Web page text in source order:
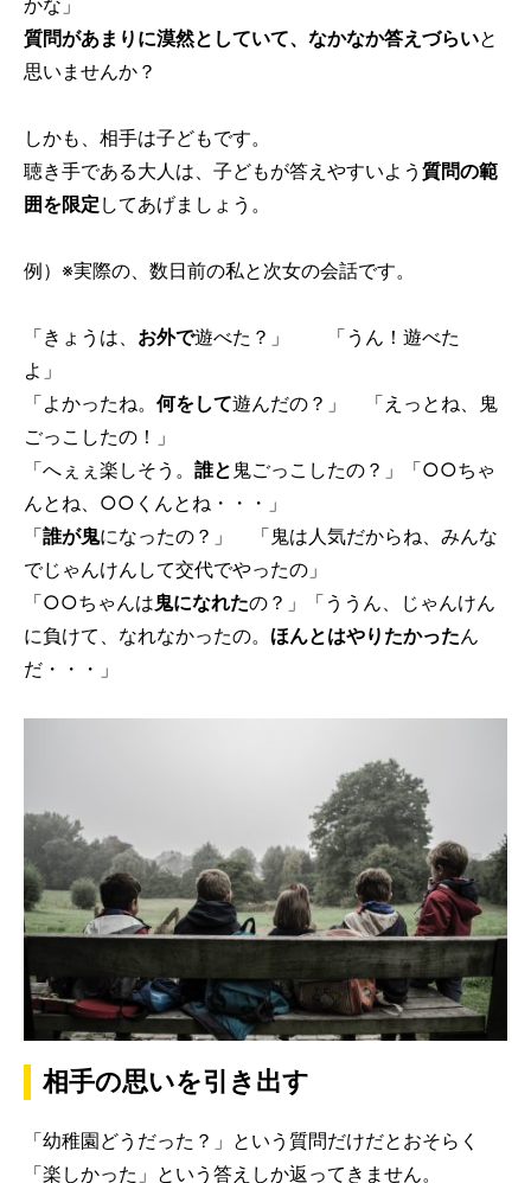
質問があまりに漠然としていて、なかなか答えづらいと
思いませんか？
しかも、相手は子どもです。
聴き手である大人は、子どもが答えやすいよう 質問の範
囲を限定 してあげましょう。
例）※実際の、数日前の私と次女の会話です。
「きょうは、 お外で遊べた？」 「うん！遊べた
よ」
「よかったね。 何をして遊んだの？」 「えっとね、鬼
ごっこしたの！」
「へぇぇ楽しそう。 誰と 鬼ごっこしたの？」「○○ちゃ
んとね、○○くんとね・・・」
「誰が鬼になったの？」 「鬼は人気だからね、みんな
でじゃんけんして交代でやったの」
「○○ちゃんは鬼になれたの？」「ううん、じゃんけん
に負けて、なれなかったの。 ほんとはやりたかったん
だ・・・」
相手の思いを引き出す
「幼稚園どうだった？」という質問だけだとおそらく
「楽しかった」という答えしか返ってきません。